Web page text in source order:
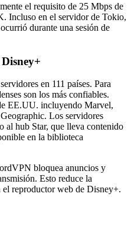
el requisito de 25 Mbps de
Incluso en el servidor de Tokio,
durante una sesión de
en 111 países. Para
son los más confiables.
EE.UU. incluyendo Marvel,
Los servidores
al hub Star, que lleva contenido
en la biblioteca
bloquea anuncios y
Esto reduce la
el reproductor web de Disney+.